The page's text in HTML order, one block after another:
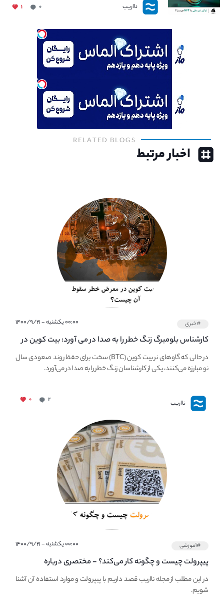
نااریب ۰ ۱
RELATED BLOGS
اخبار مرتبط
#خبری ۰۰:۰۰ یکشنبه - ۱۴۰۰/۹/۲۱
کارشناس بلومبرگ زنگ خطر را به صدا در می آورد: بیت کوین در
معرض خطر سقوط بزرگ است - دلیل آن چیست؟در حالی که گاوهای نر بیت کوین (BTC) سخت برای حفظ روند صعودی سال
نو مبارزه می‌کنند، یکی از کارشناسان زنگ خطر را به صدا در می‌آورد.
نااریب ۲ ۰
#آموزشی ۰۰:۰۰ یکشنبه - ۱۴۰۰/۹/۲۱
پیپر‌ولت چیست و چگونه کار می‌کند؟ - مختصری درباره
PaperWallet
در این مطلب از مجله نااریب قصد داریم با پیپر‌ولت و موارد استفاده آن آشنا
شویم.